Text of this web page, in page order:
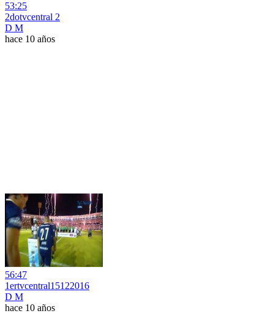
53:25
2dotvcentral 2
D M
hace 10 años
56:47
1ertvcentral15122016
D M
hace 10 años